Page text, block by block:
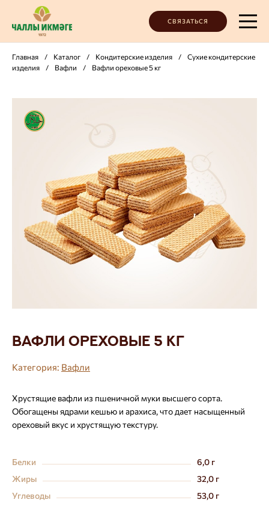
СВЯЗАТЬСЯ
Главная / Каталог / Кондитерские изделия /
Сухие кондитерские
изделия
/ Вафли / Вафли ореховые 5 кг
Вафли ореховые 5 кг
Категория: Вафли
Хрустящие вафли из пшеничной муки высшего сорта.
Обогащены ядрами кешью и арахиса, что дает насыщенный
ореховый вкус и хрустящую текстуру.
Белки
6,0 г
Жиры
32,0 г
Углеводы
53,0 г